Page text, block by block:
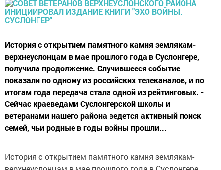
История с открытием памятного камня землякам-
верхнеуслонцам в мае прошлого года в Суслонгере,
получила продолжение. Случившееся событие
показали по одному из российских телеканалов, и по
итогам года передача стала одной из рейтинговых. -
Сейчас краеведами Суслонгерской школы и
ветеранами нашего района ведется активный поиск
семей, чьи родные в годы войны прошли...
История с открытием памятного камня землякам-